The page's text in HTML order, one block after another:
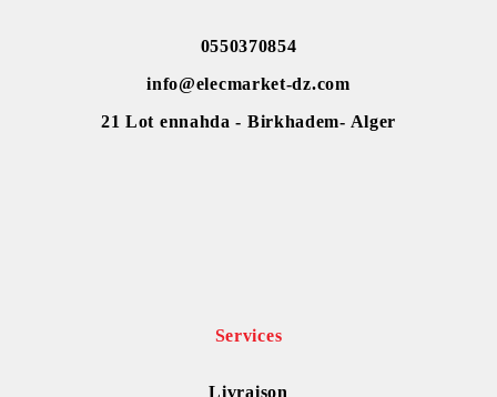
0550370854
info@elecmarket-dz.com
21 Lot ennahda - Birkhadem- Alger
Services
Livraison